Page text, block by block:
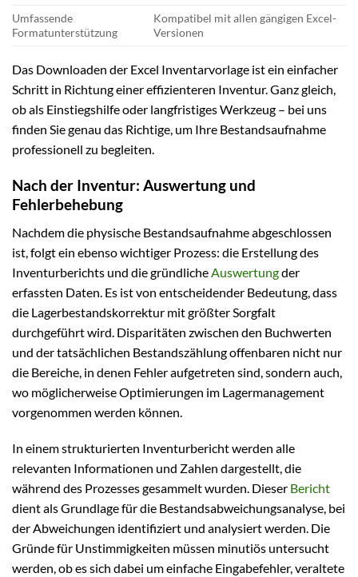
Umfassende
Formatunterstützung
Kompatibel mit allen gängigen Excel-
Versionen
Das Downloaden der Excel Inventarvorlage ist ein einfacher
Schritt in Richtung einer effizienteren Inventur. Ganz gleich,
ob als Einstiegshilfe oder langfristiges Werkzeug – bei uns
finden Sie genau das Richtige, um Ihre Bestandsaufnahme
professionell zu begleiten.
Nach der Inventur: Auswertung und
Fehlerbehebung
Nachdem die physische Bestandsaufnahme abgeschlossen
ist, folgt ein ebenso wichtiger Prozess: die Erstellung des
Inventurberichts und die gründliche Auswertungder
erfassten Daten. Es ist von entscheidender Bedeutung, dass
die Lagerbestandskorrektur mit größter Sorgfalt
durchgeführt wird. Disparitäten zwischen den Buchwerten
und der tatsächlichen Bestandszählung offenbaren nicht nur
die Bereiche, in denen Fehler aufgetreten sind, sondern auch,
wo möglicherweise Optimierungen im Lagermanagement
vorgenommen werden können.
In einem strukturierten Inventurbericht werden alle
relevanten Informationen und Zahlen dargestellt, die
während des Prozesses gesammelt wurden. Dieser Bericht
dient als Grundlage für die Bestandsabweichungsanalyse, bei
der Abweichungen identifiziert und analysiert werden. Die
Gründe für Unstimmigkeiten müssen minutiös untersucht
werden, ob es sich dabei um einfache Eingabefehler, veraltete